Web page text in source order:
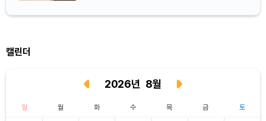
캘린더
2026년 8월
일 월 화 수 목 금 토